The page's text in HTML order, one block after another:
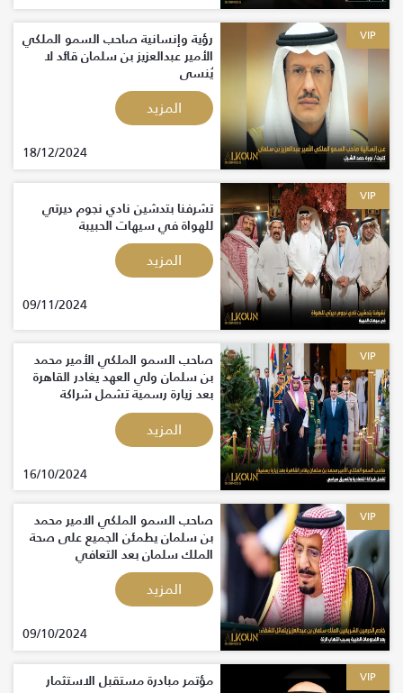
VIP رؤية وإنسانية صاحب السمو الملكي
الأمير عبدالعزيز بن سلمان قائد لا
يُنسى
المزيد
18/12/2024
VIP
تشرفنا بتدشين نادي نجوم ديرتي
للهواة في سيهات الحبيبة
المزيد
09/11/2024
VIP صاحب السمو الملكي الأمير محمد
بن سلمان ولي العهد يغادر القاهرة
بعد زيارة رسمية تشمل شراكة
اقتصادية وتنسيق سياسي.
المزيد
16/10/2024
VIP صاحب السمو الملكي الامير محمد
بن سلمان يطمئن الجميع على صحة
الملك سلمان بعد التعافي
المزيد
09/10/2024
VIP مؤتمر مبادرة مستقبل الاستثمار